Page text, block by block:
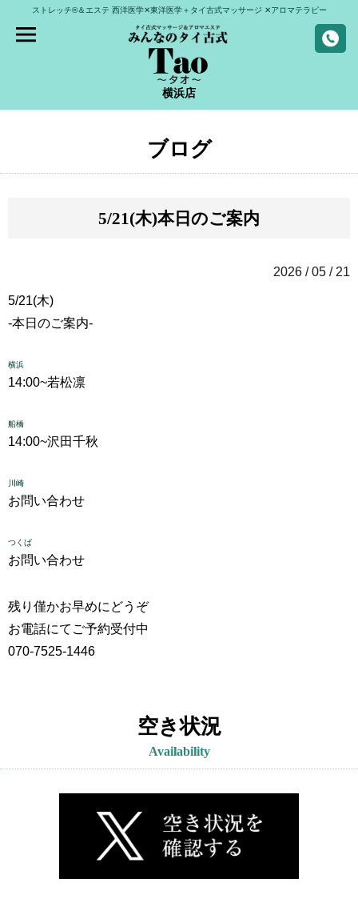
ストレッチ®＆エステ 西洋医学✕東洋医学＋タイ古式マッサージ ✕アロマテラピー
横浜店
ブログ
5/21(木)本日のご案内
2026 / 05 / 21
5/21(木)
-本日のご案内-
横浜
14:00~若松凛
船橋
14:00~沢田千秋
川崎
お問い合わせ
つくば
お問い合わせ
残り僅かお早めにどうぞ
お電話にてご予約受付中
070-7525-1446
空き状況
Availability